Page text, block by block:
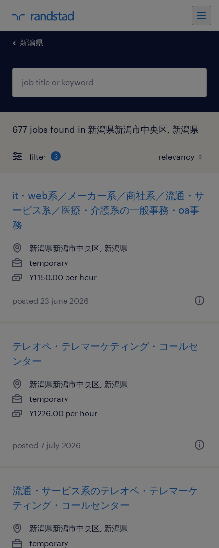
新潟県
677 jobs found in 新潟県新潟市中央区, 新潟県
filter 3
it・web系／メーカー系／商社系／流通・サ
ービス系／医療・介護系の一般事務・oa事
務
新潟県新潟市中央区, 新潟県
temporary
¥1150.00 per hour
posted 23 june 2026
テレオペ・テレマーケティング・コールセ
ンター
新潟県新潟市中央区, 新潟県
temporary
¥1226.00 per hour
posted 7 july 2026
流通・サービス系のテレオペ・テレマーケ
ティング・コールセンター
新潟県新潟市中央区, 新潟県
temporary